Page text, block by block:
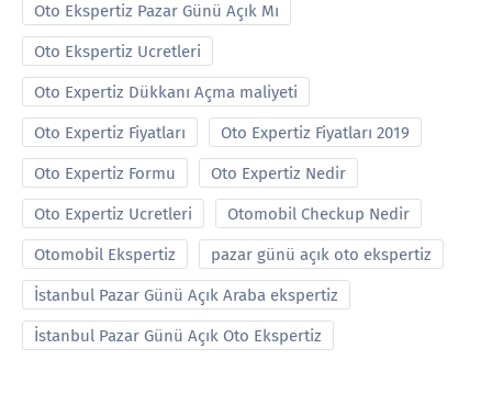
Oto Ekspertiz Pazar Günü Açık Mı
Oto Ekspertiz Ucretleri
Oto Expertiz Dükkanı Açma maliyeti
Oto Expertiz Fiyatları Oto Expertiz Fiyatları 2019
Oto Expertiz Formu Oto Expertiz Nedir
Oto Expertiz Ucretleri Otomobil Checkup Nedir
Otomobil Ekspertiz pazar günü açık oto ekspertiz
İstanbul Pazar Günü Açık Araba ekspertiz
İstanbul Pazar Günü Açık Oto Ekspertiz